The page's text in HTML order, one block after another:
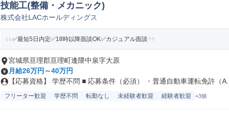
技能工(整備・メカニック)
株式会社LACホールディングス
✅最短5日内定✅18時以降面談OK✅カジュアル面談
宮城県亘理郡亘理町逢隈中泉字大原
月給26万円～40万円
【応募資格】 学歴不問 ■ 応募条件（必須） ・普通自動車運転免許（A...
フリーター歓迎 学歴不問 転勤なし 未経験者歓迎 経験者歓迎 +3個